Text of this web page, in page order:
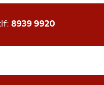
8939 9920